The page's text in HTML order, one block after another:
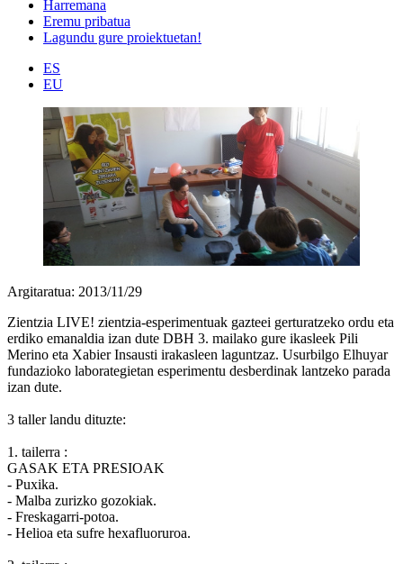
Harremana
Eremu pribatua
Lagundu gure proiektuetan!
ES
EU
Argitaratua: 2013/11/29
Zientzia LIVE! zientzia-esperimentuak gazteei gerturatzeko ordu eta
erdiko emanaldia izan dute DBH 3. mailako gure ikasleek Pili
Merino eta Xabier Insausti irakasleen laguntzaz. Usurbilgo Elhuyar
fundazioko laborategietan esperimentu desberdinak lantzeko parada
izan dute.
3 taller landu dituzte:
1. tailerra :
GASAK ETA PRESIOAK
- Puxika.
- Malba zurizko gozokiak.
- Freskagarri-potoa.
- Helioa eta sufre hexafluoruroa.